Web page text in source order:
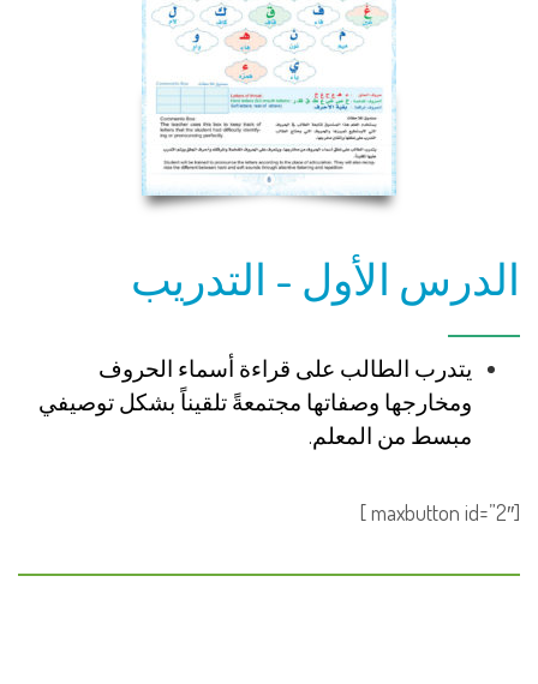
الدرس الأول - التدريب
يتدرب الطالب على قراءة أسماء الحروف
ومخارجها وصفاتها مجتمعةً تلقيناً بشكل توصيفي
مبسط من المعلم.
[maxbutton id=”2″ ]